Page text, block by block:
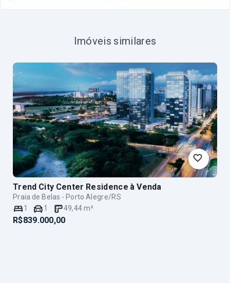
Imóveis similares
Trend City Center Residence à Venda
Praia de Belas - Porto Alegre/RS
1
1 49,44m²
R$839.000,00